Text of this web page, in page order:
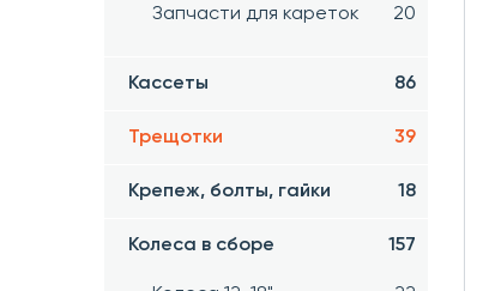
Запчасти для кареток
20
Кассеты 86
Трещотки 39
Крепеж, болты, гайки 18
Колеса в сборе 157